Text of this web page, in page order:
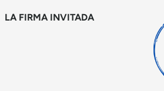
LA FIRMA INVITADA